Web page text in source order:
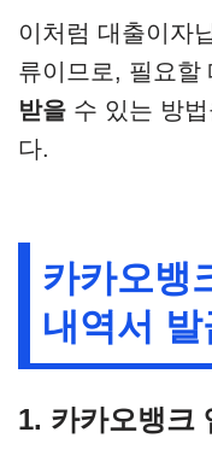
이처럼 대출이자
류이므로, 필요할
받을 수 있는 방
다.
카카오뱅
내역서 발
1. 카카오뱅크